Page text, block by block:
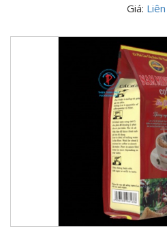
Giá: